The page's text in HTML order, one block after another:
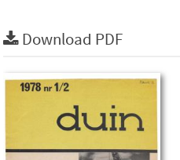
Download PDF